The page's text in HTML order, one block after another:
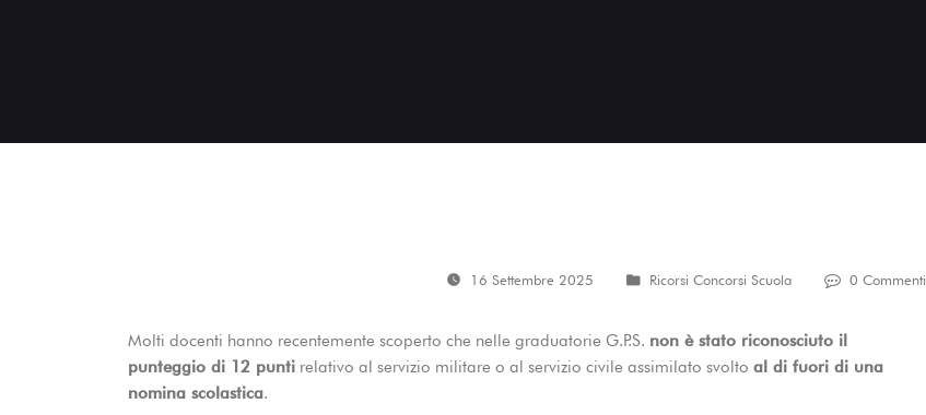
16 Settembre 2025 Ricorsi Concorsi Scuola 0 Commenti
Molti docenti hanno recentemente scoperto che nelle graduatorie G.P.S. non è stato riconosciuto il
punteggio di 12 punti relativo al servizio militare o al servizio civile assimilato svolto al di fuori di una
nomina scolastica.